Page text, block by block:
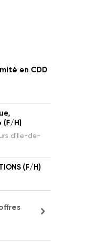
en CDD
(F/H)
d'Ile-de-
(F/H)